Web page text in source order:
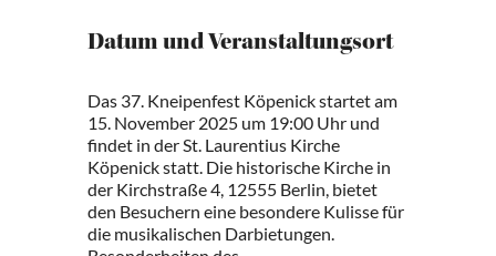
Datum und Veranstaltungsort
Das 37. Kneipenfest Köpenick startet am
15. November 2025 um 19:00 Uhr und
findet in der St. Laurentius Kirche
Köpenick statt. Die historische Kirche in
der Kirchstraße 4, 12555 Berlin, bietet
den Besuchern eine besondere Kulisse für
die musikalischen Darbietungen.